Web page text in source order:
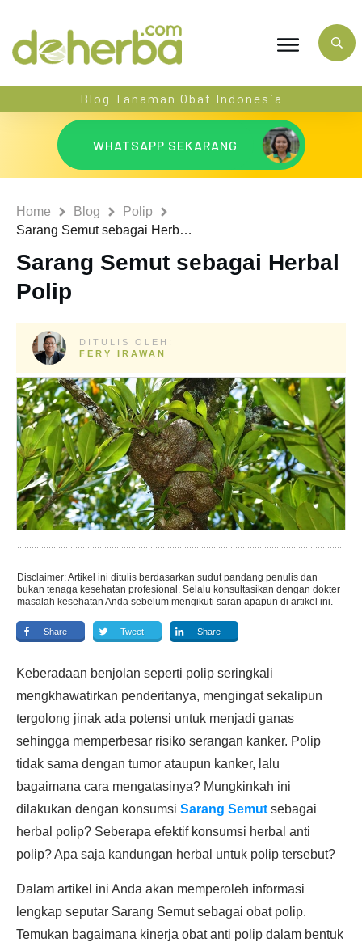
Blog Tanaman Obat Indonesia
WHATSAPP SEKARANG
Home Blog
Polip
Sarang Semut sebagai Herbal Polip
Sarang Semut sebagai Herbal
Polip
DITULIS OLEH:
FERY IRAWAN
Disclaimer: Artikel ini ditulis berdasarkan sudut pandang penulis dan
bukan tenaga kesehatan profesional. Selalu konsultasikan dengan dokter
masalah kesehatan Anda sebelum mengikuti saran apapun di artikel ini.
Share Tweet Share
Keberadaan benjolan seperti polip seringkali
mengkhawatirkan penderitanya, mengingat sekalipun
tergolong jinak ada potensi untuk menjadi ganas
sehingga memperbesar risiko serangan kanker. Polip
tidak sama dengan tumor ataupun kanker, lalu
bagaimana cara mengatasinya? Mungkinkah ini
dilakukan dengan konsumsi Sarang Semut sebagai
herbal polip? Seberapa efektif konsumsi herbal anti
polip? Apa saja kandungan herbal untuk polip tersebut?
Dalam artikel ini Anda akan memperoleh informasi
lengkap seputar Sarang Semut sebagai obat polip.
Temukan bagaimana kinerja obat anti polip dalam bentuk